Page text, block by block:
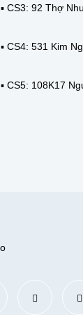
▪️ CS3: 92 Thợ
▪️ CS4: 531 Kim
▪️ CS5: 108K17